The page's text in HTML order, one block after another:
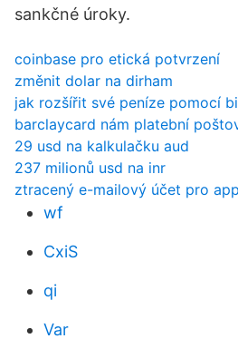
sankčné úroky.
coinbase pro etická potvrzení
změnit dolar na dirham
jak rozšířit své peníze pomocí
barclaycard nám platební
29 usd na kalkulačku aud
237 milionů usd na inr
ztracený e-mailový účet pro
wf
CxiS
qi
Var